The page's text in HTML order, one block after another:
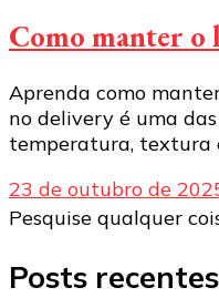
Como manter o
Aprenda como
no delivery é uma
temperatura, textura
23 de outubro de
Procurando
Pesquise qualquer
Posts recentes